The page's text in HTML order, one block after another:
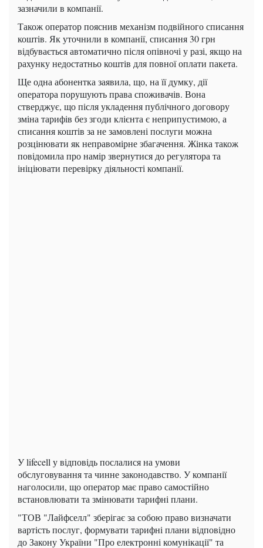
зазначили в компанії.
Також оператор пояснив механізм подвійного списання
коштів. Як уточнили в компанії, списання 30 грн
відбувається автоматично після опівночі у разі, якщо на
рахунку недостатньо коштів для повної оплати пакета.
Ще одна абонентка заявила, що, на її думку, дії
оператора порушують права споживачів. Вона
стверджує, що після укладення публічного договору
зміна тарифів без згоди клієнта є неприпустимою, а
списання коштів за не замовлені послуги можна
розцінювати як неправомірне збагачення. Жінка також
повідомила про намір звернутися до регулятора та
ініціювати перевірку діяльності компанії.
У lifecell у відповідь послалися на умови
обслуговування та чинне законодавство. У компанії
наголосили, що оператор має право самостійно
встановлювати та змінювати тарифні плани.
"ТОВ "Лайфселл" зберігає за собою право визначати
вартість послуг, формувати тарифні плани відповідно
до Закону України "Про електронні комунікації" та